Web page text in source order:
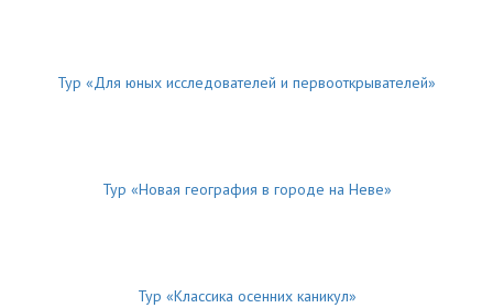
Тур «Для юных исследователей и первооткрывателей»
Тур «Новая география в городе на Неве»
Тур «Классика осенних каникул»